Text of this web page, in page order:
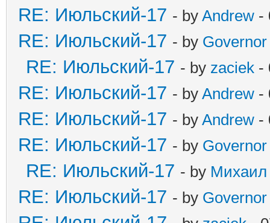
RE: Июльский-17 - by Andrew -
RE: Июльский-17 - by Governor
RE: Июльский-17 - by zaciek -
RE: Июльский-17 - by Andrew -
RE: Июльский-17 - by Andrew -
RE: Июльский-17 - by Governor
RE: Июльский-17 - by Михаил
RE: Июльский-17 - by Governor